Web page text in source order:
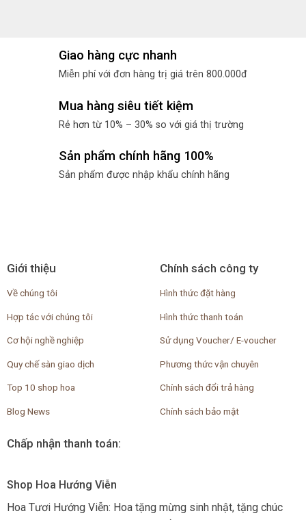
Giao hàng cực nhanh
Miễn phí với đơn hàng trị giá trên 800.000đ
Mua hàng siêu tiết kiệm
Rẻ hơn từ 10% – 30% so với giá thị trường
Sản phẩm chính hãng 100%
Sản phẩm được nhập khẩu chính hãng
Giới thiệu
Về chúng tôi
Hợp tác với chúng tôi
Cơ hội nghề nghiệp
Quy chế sàn giao dịch
Top 10 shop hoa
Blog News
Chính sách công ty
Hình thức đặt hàng
Hình thức thanh toán
Sử dụng Voucher/ E-voucher
Phương thức vận chuyên
Chính sách đổi trả hàng
Chính sách bảo mật
Chấp nhận thanh toán:
Shop Hoa Hướng Viễn
Hoa Tươi Hướng Viễn: Hoa tặng mừng sinh nhật, tặng chúc